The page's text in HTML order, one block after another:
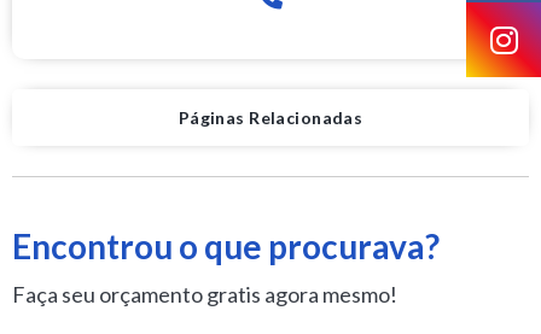
Páginas Relacionadas
Encontrou o que procurava?
Faça seu orçamento gratis agora mesmo!